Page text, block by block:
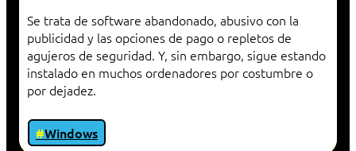
Se trata de software abandonado, abusivo con la
publicidad y las opciones de pago o repletos de
agujeros de seguridad. Y, sin embargo, sigue estando
instalado en muchos ordenadores por costumbre o
por dejadez.
Windows